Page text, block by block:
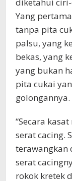
Yang
tanpa pita
palsu, yang
bekas, yang
yang bukan
pita cukai
golongannya.
“Secara
serat cacing.
terawangkan
serat
rokok kretek